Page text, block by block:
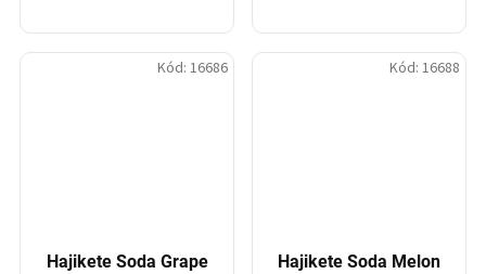
Hajikete Soda Grape
Kód: 16686
Hajikete Soda Melon
Kód: 16688